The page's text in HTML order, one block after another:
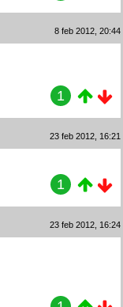
8 feb 2012, 20:44
1
23 feb 2012, 16:21
1
23 feb 2012, 16:24